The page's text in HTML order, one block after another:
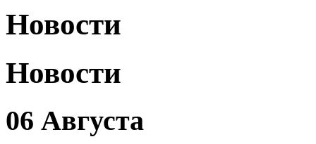
Новости
Новости
06 Августа